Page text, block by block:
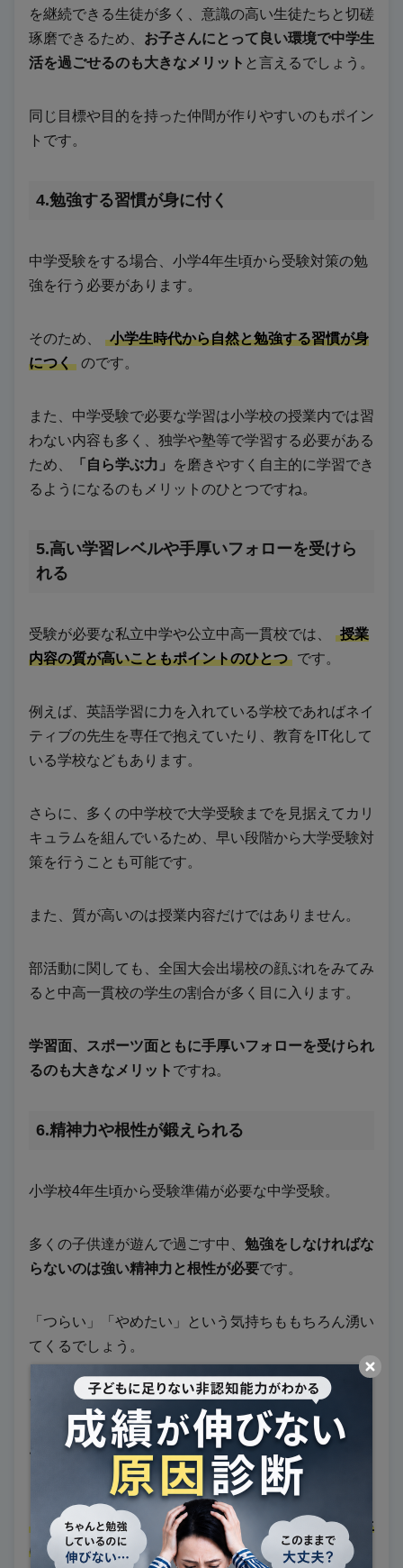
を継続できる生徒が多く、意識の高い生徒たちと切磋
琢磨できるため、 お子さんにとって良い環境で中学生
活を過ごせるのも大きなメリット と言えるでしょう。
同じ目標や目的を持った仲間が作りやすいのもポイン
トです。
4.勉強する習慣が身に付く
中学受験をする場合、小学4年生頃から受験対策の勉
強を行う必要があります。
そのため、
小学生時代から自然と勉強する習慣が身
につく のです。
また、中学受験で必要な学習は小学校の授業内では習
わない内容も多く、独学や塾等で学習する必要がある
ため、
「自ら学ぶ力」
を磨きやすく自主的に学習でき
るようになるのもメリットのひとつですね。
5.高い学習レベルや手厚いフォローを受けら
れる
受験が必要な私立中学や公立中高一貫校では、
授業
内容の質が高いこともポイントのひとつ
です。
例えば、英語学習に力を入れている学校であればネイ
ティブの先生を専任で抱えていたり、教育をIT化して
いる学校などもあります。
さらに、多くの中学校で大学受験までを見据えてカリ
キュラムを組んでいるため、早い段階から大学受験対
策を行うことも可能です。
また、質が高いのは授業内容だけではありません。
部活動に関しても、全国大会出場校の顔ぶれをみてみ
ると中高一貫校の学生の割合が多く目に入ります。
学習面、スポーツ面ともに手厚いフォローを受けられ
るのも大きなメリット ですね。
6.精神力や根性が鍛えられる
小学校4年生頃から受験準備が必要な中学受験。
多くの子供達が遊んで過ごす中、 勉強をしなければな
らないのは強い精神力と根性が必要です。
「つらい」「やめたい」という気持ちももちろん湧い
てくるでしょう。
そのような厳しい環境に打ち勝ち、合格を手にするこ
とができたときの達成感は大きな経験となり、お子さ
んの「自己肯定感」にも繋がります。
中学受験を経験することで、精神力や根性を鍛えた
り成功体験を手にすることができるのは、今後の人生
においても大きな強みとして生きてきます 。